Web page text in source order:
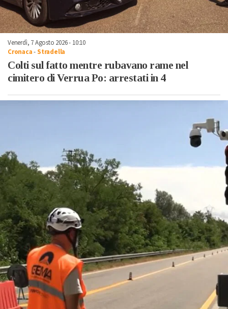
Venerdì, 7 Agosto 2026 - 10:10
Cronaca-Stradella
Colti sul fatto mentre rubavano rame nel
cimitero di Verrua Po: arrestati in 4